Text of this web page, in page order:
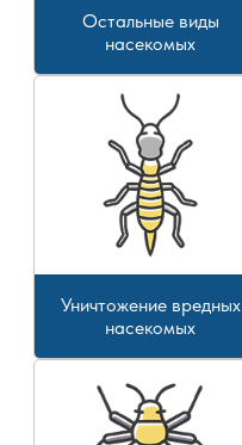
Остальные виды
насекомых
Уничтожение вредных
насекомых